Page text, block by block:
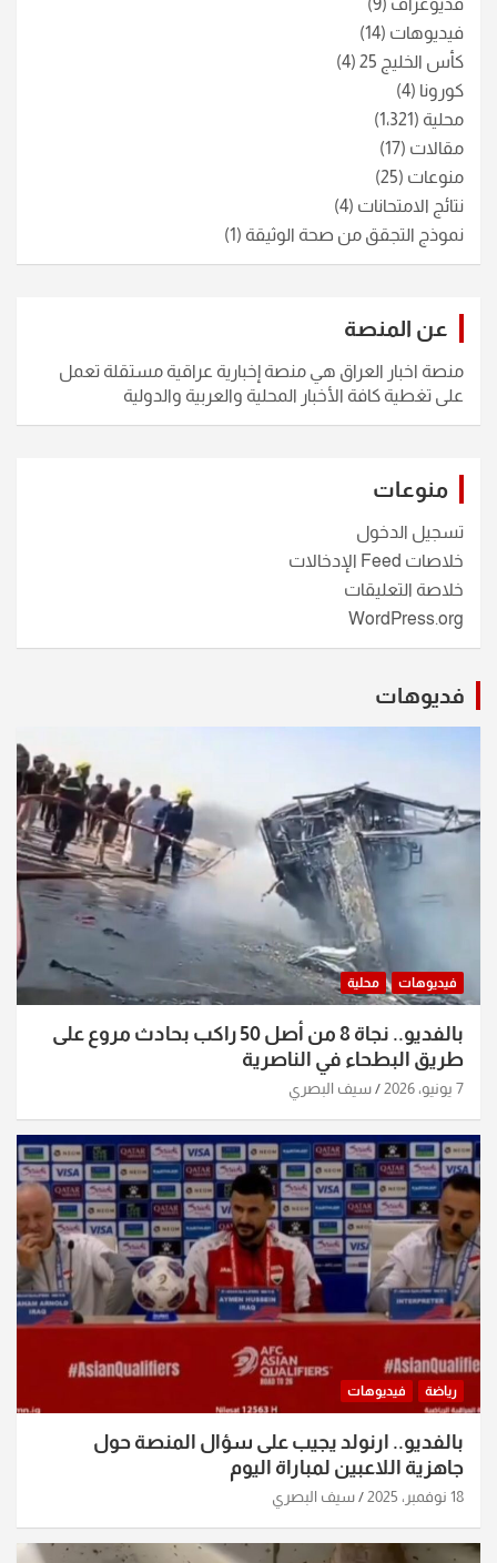
فديوغراف (9)
فيديوهات (14)
كأس الخليج 25
(4)
كورونا (4)
محلية (1٬321)
مقالات (17)
منوعات (25)
نتائج الامتحانات (4)
نموذج التجقق من صحة الوثيقة (1)
عن المنصة
منصة اخبار العراق هي منصة إخبارية عراقية مستقلة تعمل
على تغطية كافة الأخبار المحلية والعربية والدولية
منوعات
تسجيل الدخول
خلاصات Feed الإدخالات
خلاصة التعليقات
WordPress.org
فديوهات
فيديوهات محلية
بالفديو.. نجاة 8 من أصل 50 راكب بحادث مروع على
طريق البطحاء في الناصرية
7 يونيو، 2026 سيف البصري
رياضة فيديوهات
بالفديو.. ارنولد يجيب على سؤال المنصة حول
جاهزية اللاعبين لمباراة اليوم
18 نوفمبر، 2025 سيف البصري